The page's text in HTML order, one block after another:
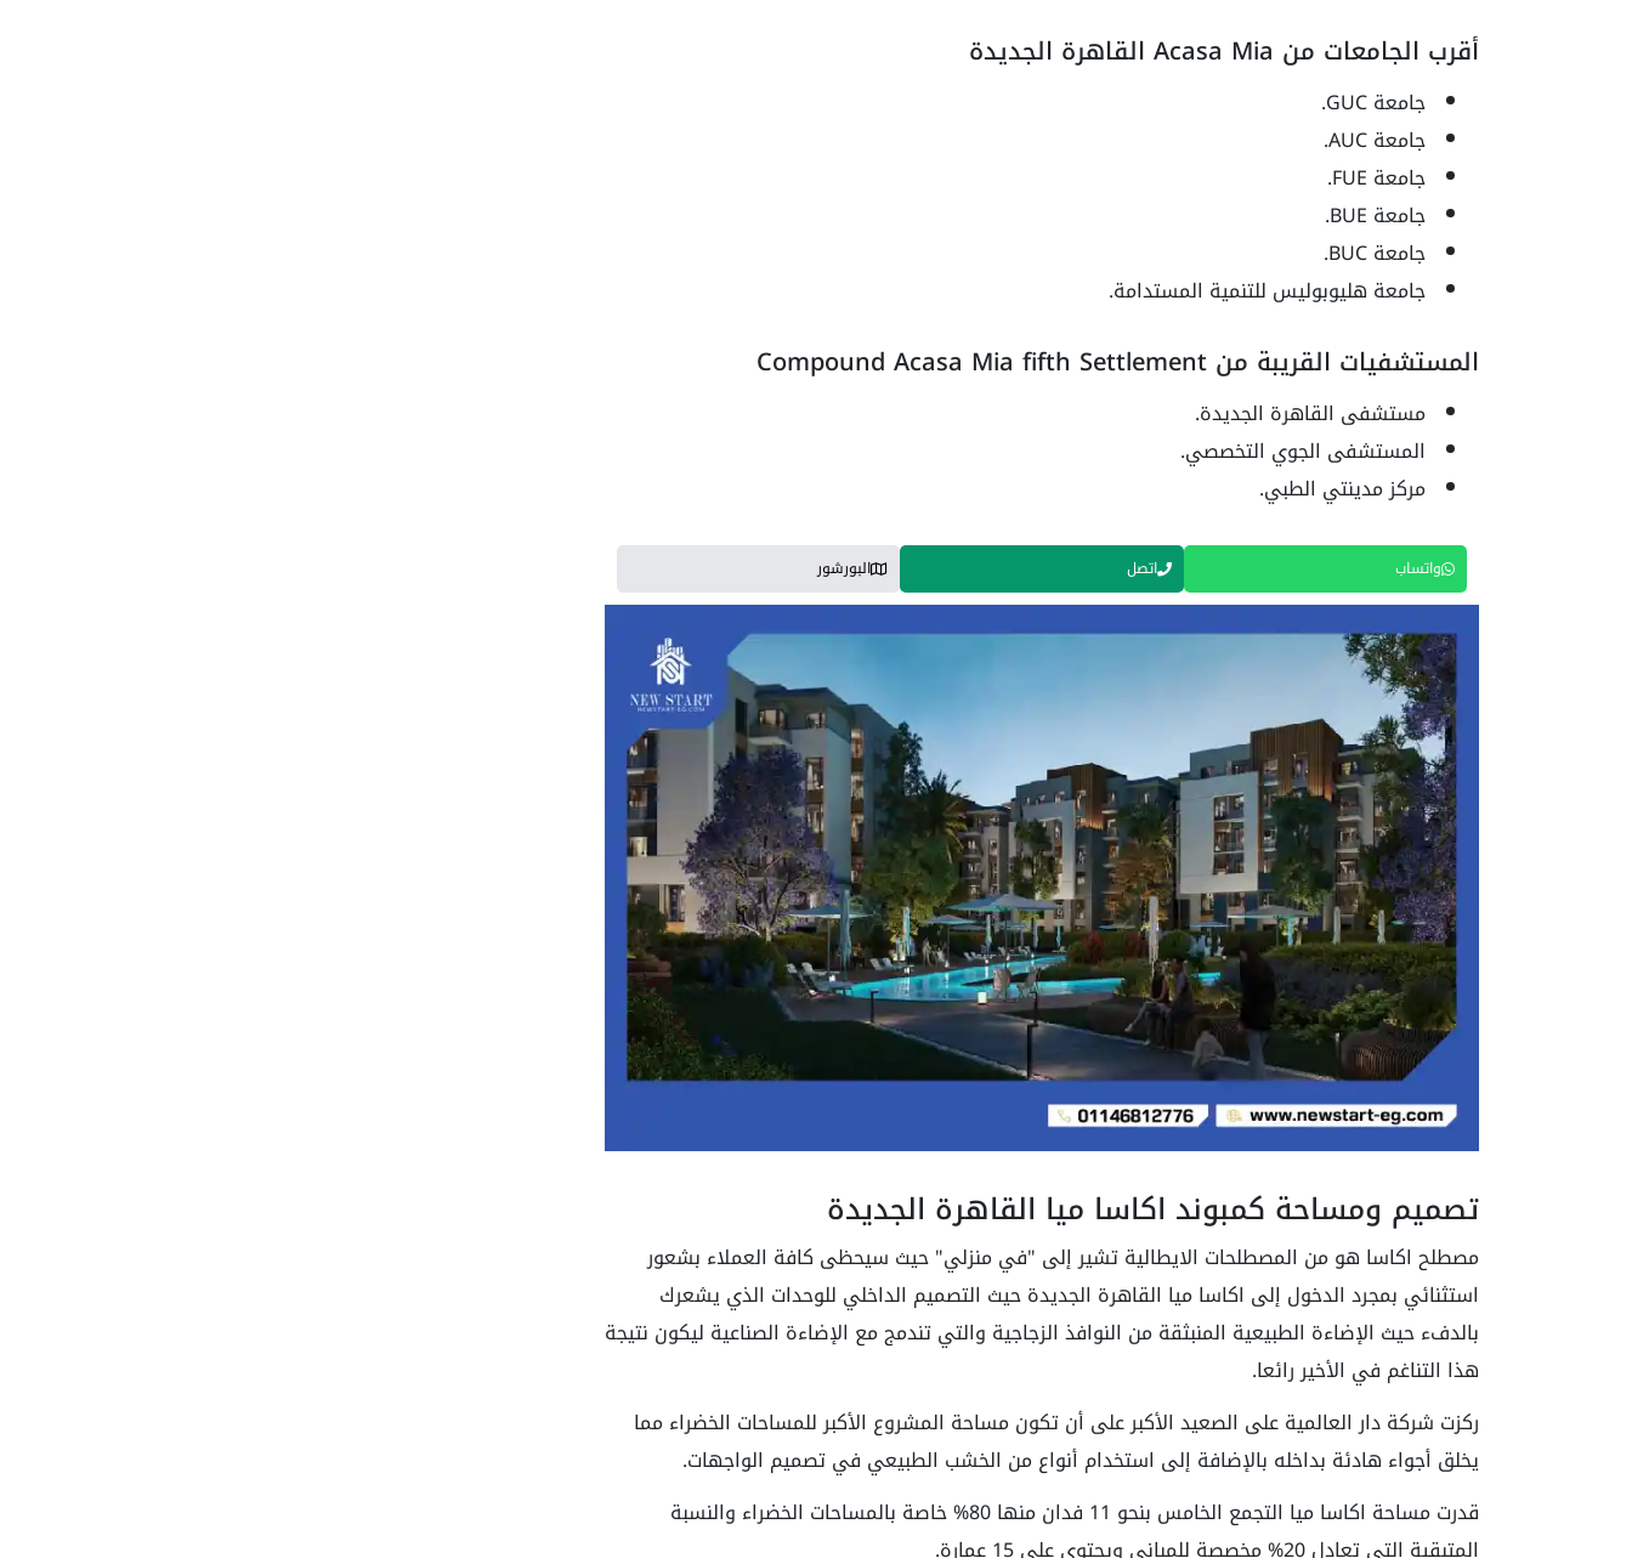
أقرب الجامعات من Acasa Mia القاهرة الجديدة
جامعة GUC.
جامعة AUC.
جامعة FUE.
جامعة BUE.
جامعة BUC.
جامعة هليوبوليس للتنمية المستدامة.
المستشفيات القريبة من Compound Acasa Mia fifth Settlement
مستشفى القاهرة الجديدة.
المستشفى الجوي التخصصي.
مركز مدينتي الطبي.
واتساب اتصل البورشور
تصميم ومساحة كمبوند اكاسا ميا القاهرة الجديدة
مصطلح اكاسا هو من المصطلحات الايطالية تشير إلى "في منزلي" حيث سيحظى كافة العملاء بشعور
استثنائي بمجرد الدخول إلى اكاسا ميا القاهرة الجديدة حيث التصميم الداخلي للوحدات الذي يشعرك
بالدفء حيث الإضاءة الطبيعية المنبثقة من النوافذ الزجاجية والتي تندمج مع الإضاءة الصناعية ليكون نتيجة
هذا التناغم في الأخير رائعا.
ركزت شركة دار العالمية على الصعيد الأكبر على أن تكون مساحة المشروع الأكبر للمساحات الخضراء مما
يخلق أجواء هادئة بداخله بالإضافة إلى استخدام أنواع من الخشب الطبيعي في تصميم الواجهات.
قدرت مساحة اكاسا ميا التجمع الخامس بنحو 11 فدان منها 80% خاصة بالمساحات الخضراء والنسبة